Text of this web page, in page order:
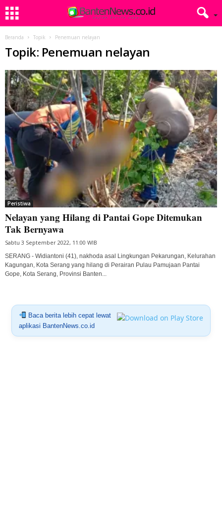
Beranda Topik Penemuan nelayan
Topik: Penemuan nelayan
Peristiwa
Nelayan yang Hilang di Pantai Gope Ditemukan
Tak Bernyawa
Sabtu 3 September 2022, 11:00 WIB
SERANG - Widiantoni (41), nakhoda asal Lingkungan Pekarungan, Kelurahan
Kagungan, Kota Serang yang hilang di Perairan Pulau Pamujaan Pantai
Gope, Kota Serang, Provinsi Banten...
Baca berita lebih cepat lewat
aplikasi BantenNews.co.id